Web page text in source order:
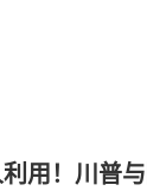
用！川普